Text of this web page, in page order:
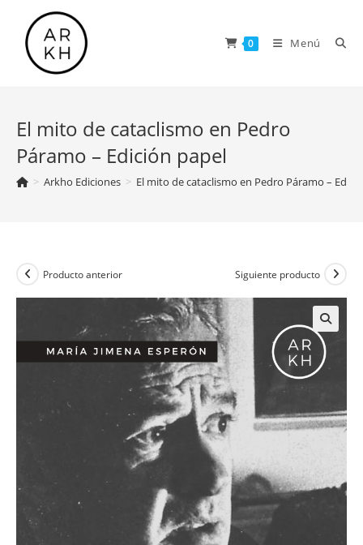
contenido
0 Menú
El mito de cataclismo en Pedro
Páramo – Edición papel
> Arkho Ediciones > El mito de cataclismo en Pedro Páramo –
Producto anterior Siguiente producto
🔍